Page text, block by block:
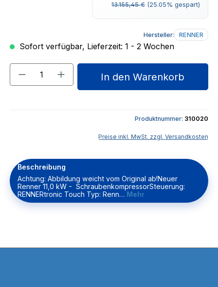
Regulärer Preis:
13.155,45 € (25.05% gespart)
Hersteller: RENNER
Sofort verfügbar, Lieferzeit: 1 - 2 Wochen
Produkt Anzahl: Gib den
In den Warenkorb
Produktnummer: 310020
Preise inkl. MwSt. zzgl. Versandkosten
Beschreibung
Achtung: Abbildung weicht vom Original ab!Neuer
Renner 11,0 kW - SchraubenkompressorSteuerung:
RENNERtronic Touch Typ: Renn… Mehr